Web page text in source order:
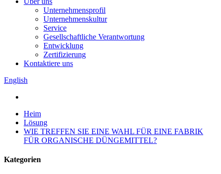
Unternehmensprofil
Unternehmenskultur
Service
Gesellschaftliche Verantwortung
Entwicklung
Zertifizierung
Kontaktiere uns
English
Heim
Lösung
WIE TREFFEN SIE EINE WAHL FÜR EINE FABRIK
FÜR ORGANISCHE DÜNGEMITTEL?
Kategorien